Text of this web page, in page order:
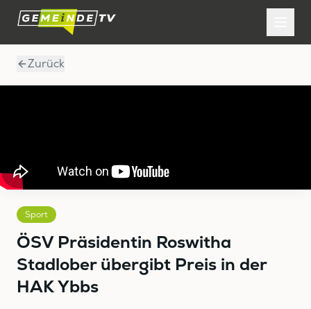
Zurück
Sport
ÖSV Präsidentin Roswitha
Stadlober übergibt Preis in der
HAK Ybbs